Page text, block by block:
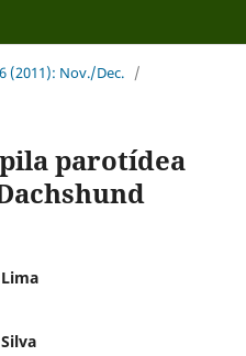
(2011): Nov./Dec. /
parotídea